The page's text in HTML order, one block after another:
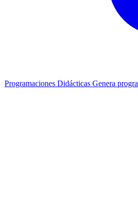
Programaciones Didácticas Genera